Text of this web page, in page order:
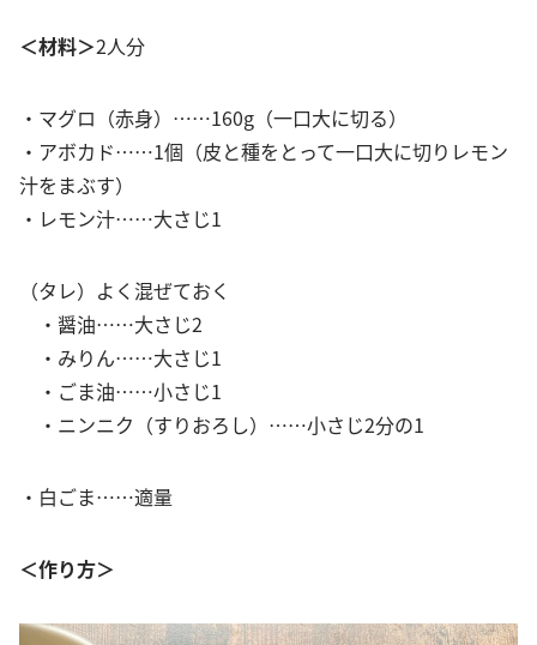
＜材料＞2人分
・マグロ（赤身）……160g（一口大に切る）
・アボカド……1個（皮と種をとって一口大に切りレモン
汁をまぶす）
・レモン汁……大さじ1
（タレ）よく混ぜておく
・醤油……大さじ2
・みりん……大さじ1
・ごま油……小さじ1
・ニンニク（すりおろし）……小さじ2分の1
・白ごま……適量
＜作り方＞